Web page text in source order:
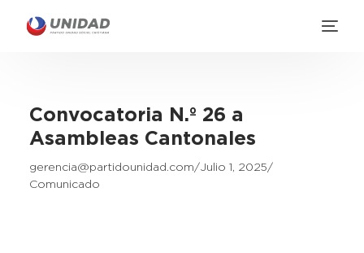
Convocatoria N.º 26 a
Asambleas Cantonales
gerencia@partidounidad.com
Julio 1, 2025
Comunicado